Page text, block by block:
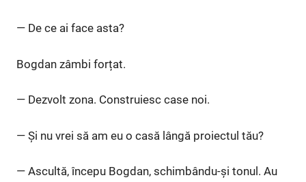
— De ce ai face asta?
Bogdan zâmbi forțat.
— Dezvolt zona. Construiesc case noi.
— Și nu vrei să am eu o casă lângă proiectul tău?
— Ascultă, începu Bogdan, schimbându-și tonul. Au